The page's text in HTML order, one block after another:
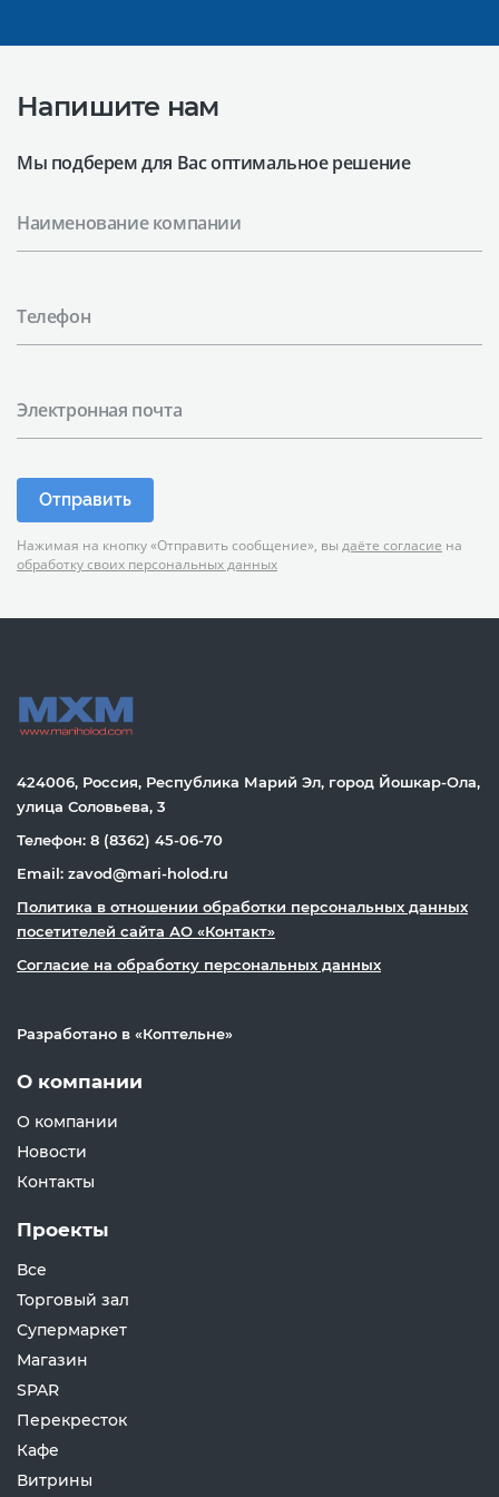
Напишите нам
Мы подберем для Вас оптимальное решение
Наименование компании
Телефон
Электронная почта
Отправить
Нажимая на кнопку «Отправить сообщение», вы даёте согласие на
обработку своих персональных данных
424006, Россия, Республика Марий Эл, город Йошкар-Ола,
улица Соловьева, 3
Телефон: 8 (8362) 45-06-70
Email: zavod@mari-holod.ru
Политика в отношении обработки персональных данных
посетителей сайта АО «Контакт»
Согласие на обработку персональных данных
Разработано в «Коптельне»
О компании
О компании
Новости
Контакты
Проекты
Все
Торговый зал
Супермаркет
Магазин
SPAR
Перекресток
Кафе
Витрины